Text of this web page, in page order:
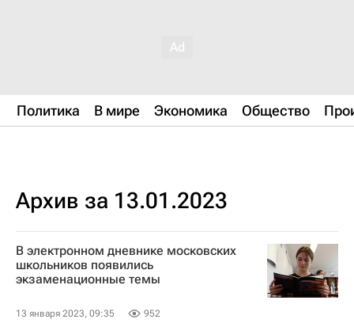
Политика В мире Экономика Общество
Архив за 13.01.2023
В электронном дневнике московских
школьников появились
экзаменационные темы
13 января 2023, 09:35 952